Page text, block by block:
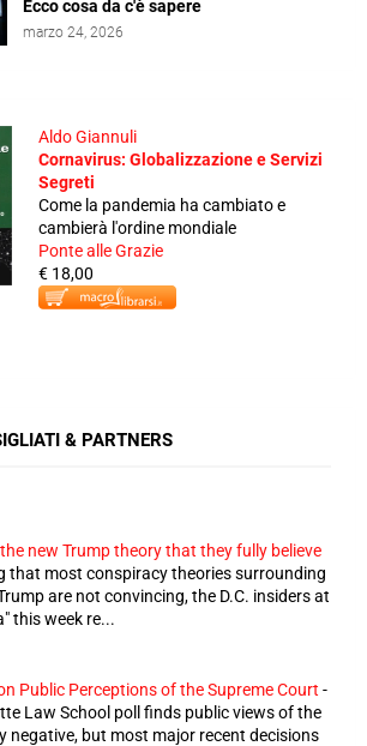
Ecco cosa da c'è sapere
marzo 24, 2026
Aldo Giannuli
Cornavirus: Globalizzazione e Servizi
Segreti
Come la pandemia ha cambiato e
cambierà l'ordine mondiale
Ponte alle Grazie
€ 18,00
& PARTNERS
new Trump theory that they fully believe
that most conspiracy theories surrounding
are not convincing, the D.C. insiders at
this week re...
Public Perceptions of the Supreme Court -
Law School poll finds public views of the
negative, but most major recent decisions